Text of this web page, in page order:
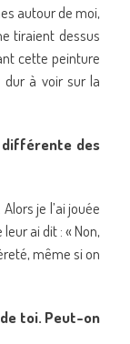
autour de moi,
tiraient dessus
cette peinture
dur à voir sur la
différente des
je l’ai jouée
ai dit : « Non,
même si on
toi. Peut-on